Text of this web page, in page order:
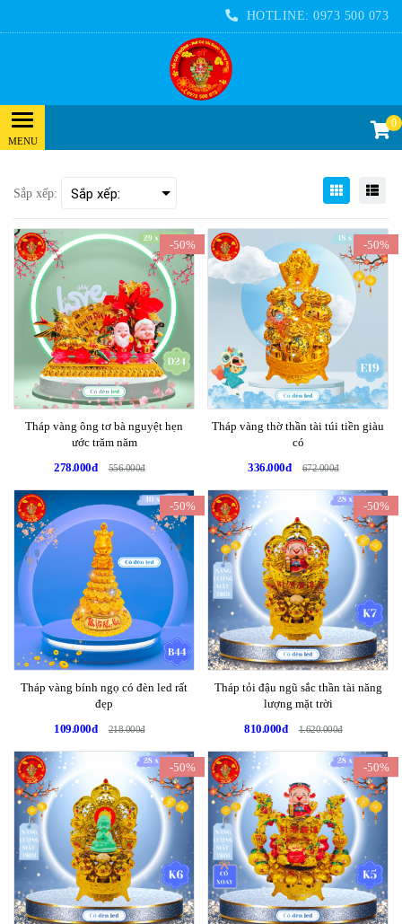
HOTLINE: 0973 500 073
0
Sắp xếp:
-50%
Tháp vàng ông tơ bà nguyệt hẹn
ước trăm năm
278.000đ
556.000đ
-50%
Tháp vàng thờ thần tài túi tiền giàu
có
336.000đ
672.000đ
-50%
Tháp vàng bính ngọ có đèn led rất
đẹp
109.000đ
218.000đ
-50%
Tháp tỏi đậu ngũ sắc thần tài năng
lượng mặt trời
810.000đ
1.620.000đ
-50% -50%